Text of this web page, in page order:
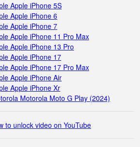
Apple iPhone 5S
Apple iPhone 6
Apple iPhone 7
Apple iPhone 11 Pro Max
Apple iPhone 13 Pro
Apple iPhone 17
Apple iPhone 17 Pro Max
Apple iPhone Air
Apple iPhone Xr
Motorola Moto G Play (2024)
to unlock video on YouTube